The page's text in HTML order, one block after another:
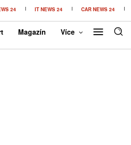
24 IT NEWS 24 CAR NEWS 24
Magazín Více